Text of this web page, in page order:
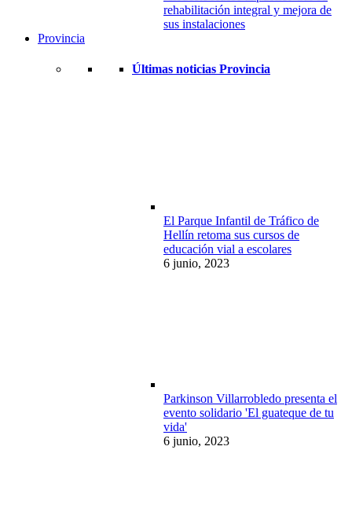
rehabilitación integral y mejora de
sus instalaciones
Provincia
Últimas noticias Provincia
El Parque Infantil de Tráfico de
Hellín retoma sus cursos de
educación vial a escolares
6 junio, 2023
Parkinson Villarrobledo presenta el
evento solidario 'El guateque de tu
vida'
6 junio, 2023